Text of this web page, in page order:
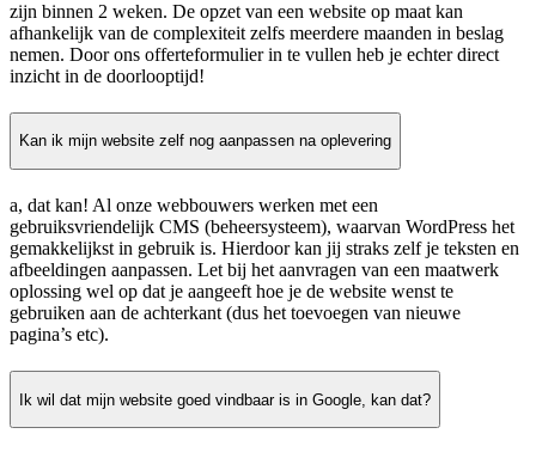
zijn binnen 2 weken. De opzet van een website op maat kan
afhankelijk van de complexiteit zelfs meerdere maanden in beslag
nemen. Door ons offerteformulier in te vullen heb je echter direct
inzicht in de doorlooptijd!
Kan ik mijn website zelf nog aanpassen na oplevering
a, dat kan! Al onze webbouwers werken met een
gebruiksvriendelijk CMS (beheersysteem), waarvan WordPress het
gemakkelijkst in gebruik is. Hierdoor kan jij straks zelf je teksten en
afbeeldingen aanpassen. Let bij het aanvragen van een maatwerk
oplossing wel op dat je aangeeft hoe je de website wenst te
gebruiken aan de achterkant (dus het toevoegen van nieuwe
pagina’s etc).
Ik wil dat mijn website goed vindbaar is in Google, kan dat?